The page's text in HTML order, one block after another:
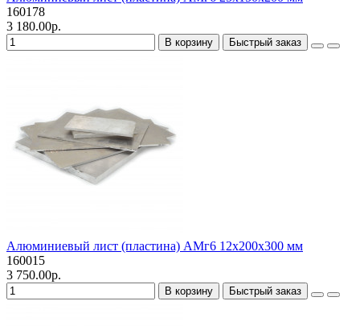
160178
3 180.00р.
В корзину Быстрый заказ
Алюминиевый лист (пластина) АМг6 12х200х300 мм
160015
3 750.00р.
В корзину Быстрый заказ